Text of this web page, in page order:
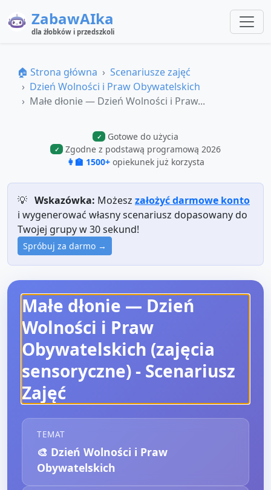
ZabawAIka
dla żłobków i przedszkoli
🏠 Strona główna
Scenariusze zajęć
Dzień Wolności i Praw Obywatelskich
Małe dłonie — Dzień Wolności i Praw...
✓ Gotowe do użycia
✓
Zgodne z podstawą programową 2026
👩‍🏫 1500+ opiekunek już korzysta
💡 Wskazówka: Możesz założyć darmowe konto
i wygenerować własny scenariusz dopasowany do
Twojej grupy w 30 sekund!
Spróbuj za darmo →
Małe dłonie — Dzień
Wolności i Praw
Obywatelskich (zajęcia
sensoryczne)- Scenariusz
Zajęć
TEMAT
🎨 Dzień Wolności i Praw
Obywatelskich